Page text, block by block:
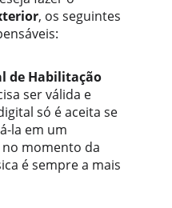
, os seguintes
de Habilitação
ser válida e
só é aceita se
la em um
momento da
é sempre a mais